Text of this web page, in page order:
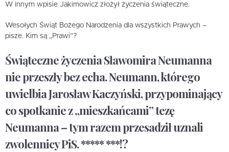
W innym wpisie Jakimowicz złożył życzenia świąteczne.
Wesołych Świąt Bożego Narodzenia dla wszystkich Prawych –
pisze. Kim są „Prawi”?
Świąteczne życzenia Sławomira Neumanna
nie przeszły bez echa. Neumann, którego
uwielbia Jarosław Kaczyński, przypominający
co spotkanie z „mieszkańcami” tezę
Neumanna – tym razem przesadził uznali
zwolennicy PiS. ***** ***!?